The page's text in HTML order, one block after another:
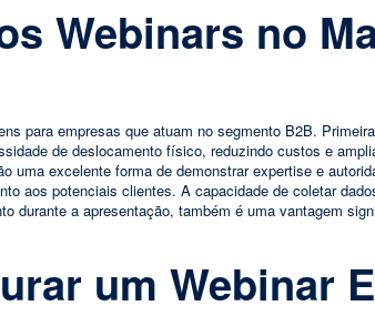
Webinars no
para empresas que atuam no segmento B2B.
de deslocamento físico, reduzindo custos e
uma excelente forma de demonstrar expertise e
aos potenciais clientes. A capacidade de coletar
durante a apresentação, também é uma vantagem
um Webinar